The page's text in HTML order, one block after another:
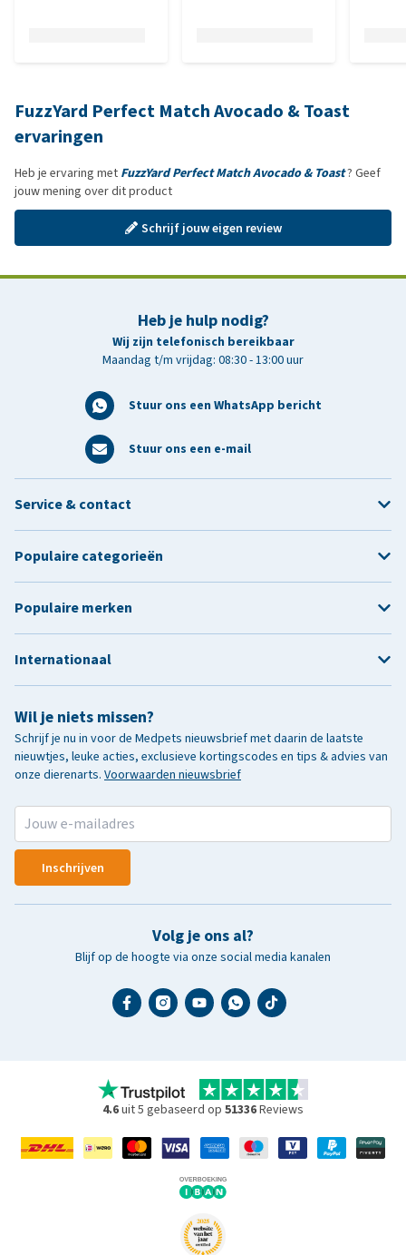
FuzzYard Perfect Match Avocado & Toast
ervaringen
Heb je ervaring met FuzzYard Perfect Match Avocado & Toast? Geef
jouw mening over dit product
Schrijf jouw eigen review
Heb je hulp nodig?
Wij zijn telefonisch bereikbaar
Maandag t/m vrijdag: 08:30 - 13:00 uur
Stuur ons een WhatsApp bericht
Stuur ons een e-mail
Wil je niets missen?
Schrijf je nu in voor de Medpets nieuwsbrief met daarin de laatste
nieuwtjes, leuke acties, exclusieve kortingscodes en tips & advies van
onze dierenarts. Voorwaarden nieuwsbrief
Inschrijven
Volg je ons al?
Blijf op de hoogte via onze social media kanalen
Service & contact
Populaire categorieën
Populaire merken
Internationaal
4.6uit 5 gebaseerd op 51336Reviews